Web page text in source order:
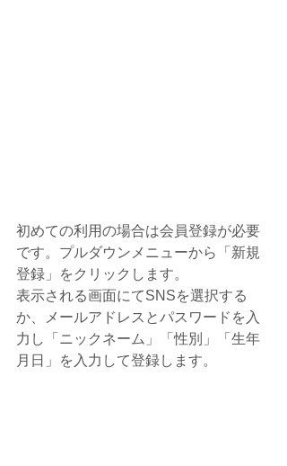
初めての利用の場合は会員登録が必要
です。プルダウンメニューから「新規
登録」をクリックします。
表示される画面にてSNSを選択する
か、メールアドレスとパスワードを入
力し「ニックネーム」「性別」「生年
月日」を入力して登録します。